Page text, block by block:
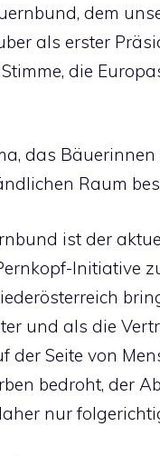
dem
als erster
die
das
Raum
ist der
Initiative
und als die
der Seite von
bedroht, der
nur